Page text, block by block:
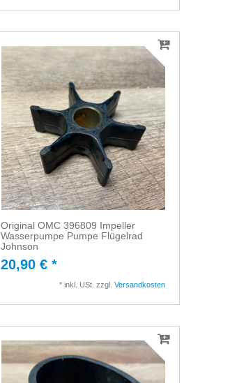
Original OMC 396809 Impeller
Wasserpumpe Pumpe Flügelrad
Johnson
20,90 € *
* inkl. USt. zzgl. Versandkosten